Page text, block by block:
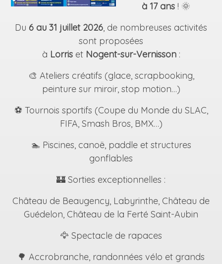
à 17 ans ! 🌞
Du 6 au 31 juillet 2026, de nombreuses activités
sont proposées
à Lorriset Nogent-sur-Vernisson:
🎨 Ateliers créatifs (glace, scrapbooking,
peinture sur miroir, stop motion…)
⚽ Tournois sportifs (Coupe du Monde du SLAC,
FIFA, Smash Bros, BMX…)
🏊 Piscines, canoë, paddle et structures
gonflables
🏰 Sorties exceptionnelles :
Château de Beaugency, Labyrinthe, Château de
Guédelon, Château de la Ferté Saint-Aubin
🦅 Spectacle de rapaces
🌳 Accrobranche, randonnées vélo et grands